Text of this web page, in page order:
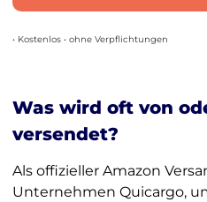
• Kostenlos • ohne Verpflichtungen
Was wird oft von
versendet?
Als offizieller Amazon
Unternehmen Quicargo,